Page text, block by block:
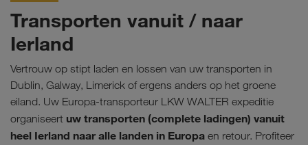
Transporten vanuit / naar
Ierland
Vertrouw op stipt laden en lossen van uw transporten in
Dublin, Galway, Limerick of ergens anders op het groene
eiland. Uw Europa-transporteur LKW WALTER expeditie
organiseert uw transporten (complete ladingen) vanuit
heel Ierland naar alle landen in Europa en retour. Profiteer